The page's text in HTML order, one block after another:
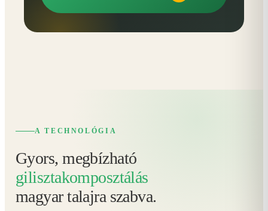
A TECHNOLÓGIA
Gyors, megbízható
gilisztakomposztálás
magyar talajra szabva.